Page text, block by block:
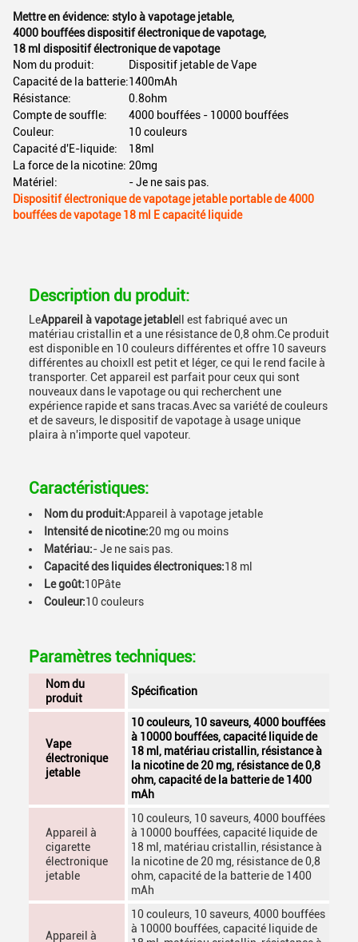
Mettre en évidence: stylo à vapotage jetable,
4000 bouffées dispositif électronique de vapotage,
18 ml dispositif électronique de vapotage
Nom du produit:
Dispositif jetable de Vape
Capacité de la batterie:1400mAh
Résistance:
0.8ohm
Compte de souffle:
4000 bouffées - 10000 bouffées
Couleur:
10 couleurs
Capacité d'E-liquide:
18ml
La force de la nicotine: 20mg
Matériel:
- Je ne sais pas.
Dispositif électronique de vapotage jetable portable de 4000
bouffées de vapotage 18 ml E capacité liquide
Description du produit:
LeAppareil à vapotage jetableIl est fabriqué avec un
matériau cristallin et a une résistance de 0,8 ohm.Ce produit
est disponible en 10 couleurs différentes et offre 10 saveurs
différentes au choixIl est petit et léger, ce qui le rend facile à
transporter. Cet appareil est parfait pour ceux qui sont
nouveaux dans le vapotage ou qui recherchent une
expérience rapide et sans tracas.Avec sa variété de couleurs
et de saveurs, le dispositif de vapotage à usage unique
plaira à n'importe quel vapoteur.
Caractéristiques:
Nom du produit:Appareil à vapotage jetable
Intensité de nicotine:20 mg ou moins
Matériau:- Je ne sais pas.
Capacité des liquides électroniques:18 ml
Le goût:10Pâte
Couleur:10 couleurs
Paramètres techniques:
Nom du
produit
Spécification
Vape
électronique
jetable
10 couleurs, 10 saveurs, 4000 bouffées
à 10000 bouffées, capacité liquide de
18 ml, matériau cristallin, résistance à
la nicotine de 20 mg, résistance de 0,8
ohm, capacité de la batterie de 1400
mAh
Appareil à
cigarette
électronique
jetable
10 couleurs, 10 saveurs, 4000 bouffées
à 10000 bouffées, capacité liquide de
18 ml, matériau cristallin, résistance à
la nicotine de 20 mg, résistance de 0,8
ohm, capacité de la batterie de 1400
mAh
Appareil à
10 couleurs, 10 saveurs, 4000 bouffées
à 10000 bouffées, capacité liquide de